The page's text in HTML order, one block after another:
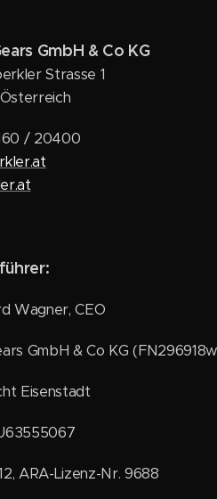
GmbH & Co KG
Strasse 1
/ 20400
Wagner, CEO
GmbH & Co KG
Eisenstadt
ARA-Lizenz-Nr. 9688